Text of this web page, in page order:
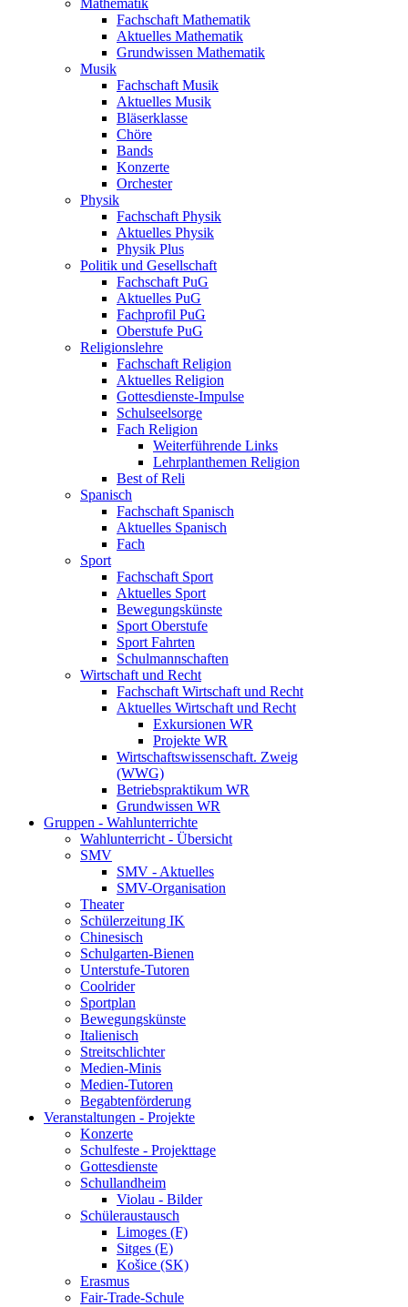
Mathematik
Fachschaft Mathematik
Aktuelles Mathematik
Grundwissen Mathematik
Musik
Fachschaft Musik
Aktuelles Musik
Bläserklasse
Chöre
Bands
Konzerte
Orchester
Physik
Fachschaft Physik
Aktuelles Physik
Physik Plus
Politik und Gesellschaft
Fachschaft PuG
Aktuelles PuG
Fachprofil PuG
Oberstufe PuG
Religionslehre
Fachschaft Religion
Aktuelles Religion
Gottesdienste-Impulse
Schulseelsorge
Fach Religion
Weiterführende Links
Lehrplanthemen Religion
Best of Reli
Spanisch
Fachschaft Spanisch
Aktuelles Spanisch
Fach
Sport
Fachschaft Sport
Aktuelles Sport
Bewegungskünste
Sport Oberstufe
Sport Fahrten
Schulmannschaften
Wirtschaft und Recht
Fachschaft Wirtschaft und Recht
Aktuelles Wirtschaft und Recht
Exkursionen WR
Projekte WR
Wirtschaftswissenschaft. Zweig
(WWG)
Betriebspraktikum WR
Grundwissen WR
Gruppen - Wahlunterrichte
Wahlunterricht - Übersicht
SMV
SMV - Aktuelles
SMV-Organisation
Theater
Schülerzeitung IK
Chinesisch
Schulgarten-Bienen
Unterstufe-Tutoren
Coolrider
Sportplan
Bewegungskünste
Italienisch
Streitschlichter
Medien-Minis
Medien-Tutoren
Begabtenförderung
Veranstaltungen - Projekte
Konzerte
Schulfeste - Projekttage
Gottesdienste
Schullandheim
Violau - Bilder
Schüleraustausch
Limoges (F)
Sitges (E)
Košice (SK)
Erasmus
Fair-Trade-Schule